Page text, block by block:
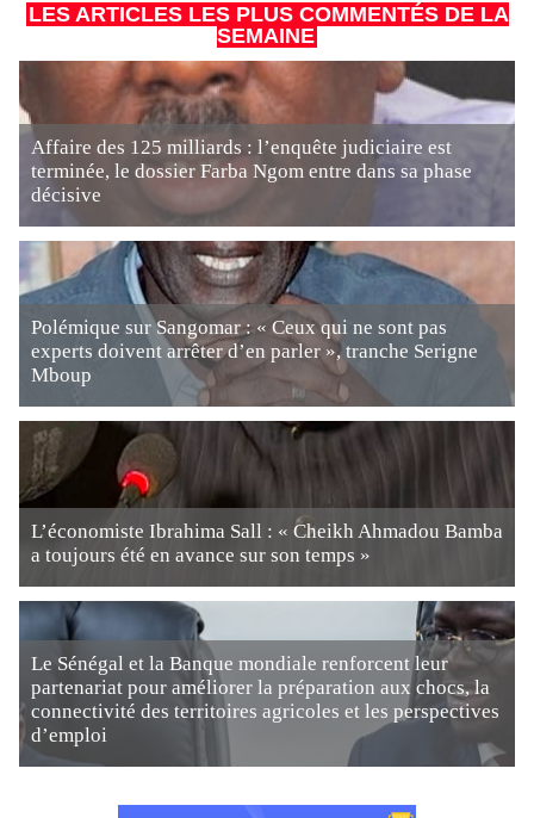
LES ARTICLES LES PLUS COMMENTÉS DE LA
SEMAINE
Affaire des 125 milliards : l’enquête judiciaire est
terminée, le dossier Farba Ngom entre dans sa phase
décisive
Polémique sur Sangomar : « Ceux qui ne sont pas
experts doivent arrêter d’en parler », tranche Serigne
Mboup
L’économiste Ibrahima Sall : « Cheikh Ahmadou Bamba
a toujours été en avance sur son temps »
Le Sénégal et la Banque mondiale renforcent leur
partenariat pour améliorer la préparation aux chocs, la
connectivité des territoires agricoles et les perspectives
d’emploi